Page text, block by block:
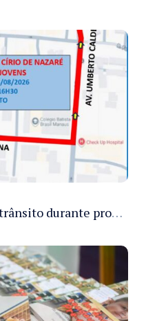
Manaus fará operação de trânsito durante procissão do Círio das Crianças e Jovens para preservar a fluidez viária